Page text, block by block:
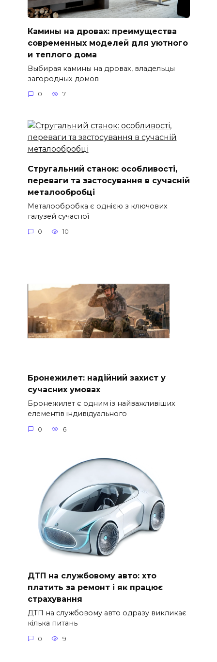
Камины на дровах: преимущества
современных моделей для уютного
и теплого дома
Выбирая камины на дровах, владельцы
загородных домов
0 7
Стругальний станок: особливості,
переваги та застосування в сучасній
металообробці
Металообробка є однією з ключових
галузей сучасної
0 10
Бронежилет: надійний захист у
сучасних умовах
Бронежилет є одним із найважливіших
елементів індивідуального
0 6
ДТП на службовому авто: хто
платить за ремонт і як працює
страхування
ДТП на службовому авто одразу викликає
кілька питань
0 9